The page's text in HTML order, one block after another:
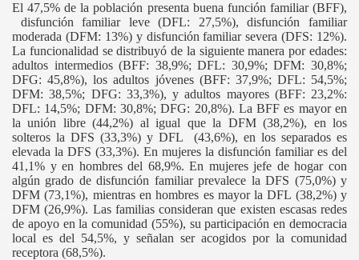
El 47,5% de la población presenta buena función familiar (BFF),
disfunción familiar leve (DFL: 27,5%), disfunción familiar
moderada (DFM: 13%) y disfunción familiar severa (DFS: 12%).
La funcionalidad se distribuyó de la siguiente manera por edades:
adultos intermedios (BFF: 38,9%; DFL: 30,9%; DFM: 30,8%;
DFG: 45,8%), los adultos jóvenes (BFF: 37,9%; DFL: 54,5%;
DFM: 38,5%; DFG: 33,3%), y adultos mayores (BFF: 23,2%:
DFL: 14,5%; DFM: 30,8%; DFG: 20,8%). La BFF es mayor en
la unión libre (44,2%) al igual que la DFM (38,2%), en los
solteros la DFS (33,3%) y DFL (43,6%), en los separados es
elevada la DFS (33,3%). En mujeres la disfunción familiar es del
41,1% y en hombres del 68,9%. En mujeres jefe de hogar con
algún grado de disfunción familiar prevalece la DFS (75,0%) y
DFM (73,1%), mientras en hombres es mayor la DFL (38,2%) y
DFM (26,9%). Las familias consideran que existen escasas redes
de apoyo en la comunidad (55%), su participación en democracia
local es del 54,5%, y señalan ser acogidos por la comunidad
receptora (68,5%).